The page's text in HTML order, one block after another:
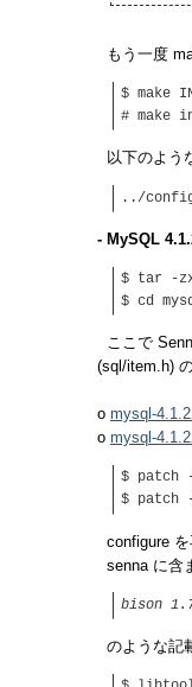
もう一度
$ make
# make
以下のよう
../
- MySQL
$ tar -
$ cd
ここで
(sql/item.h)
o mysql-
o mysql-
$ patch
$ patch
configure を
senna に含
bison
のような記